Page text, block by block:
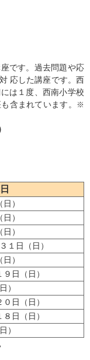
です。過去問題や応
応した講座です。西
は１度、西南小学校
含まれています。
※
）
）
）
１日（日）
）
日（日）
）
日（日）
日（日）
）